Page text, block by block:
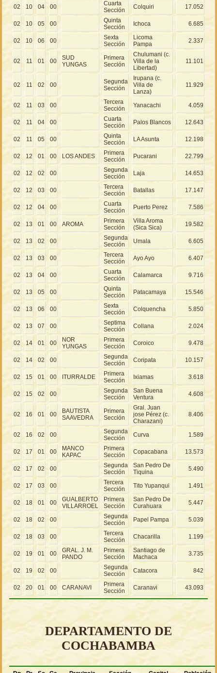
02 10 04 00
Cuarta
Sección
Colquiri 17.052
02 10 05 00
Quinta
Sección
Ichoca 6.685
02 10 06 00
Sexta
Sección
Licoma
Pampa
2.337
02 11 01 00
SUD
YUNGAS
Primera
Sección
Chulumani (c.
Villa de la
Libertad)
11.101
02 11 02 00
Segunda
Sección
Irupana (c.
Villa de
Lanza)
11.929
02 11 03 00
Tercera
Sección
Yanacachi 4.059
02 11 04 00
Cuarta
Sección
Palos Blancos 12.643
02 11 05 00
Quinta
Sección
LA Asunta 12.198
02 12 01 00 LOS ANDES
Primera
Sección
Pucarani 22.799
02 12 02 00
Segunda
Sección
Laja 14.653
02 12 03 00
Tercera
Sección
Batallas 17.147
02 12 04 00
Cuarta
Sección
Puerto Perez 7.586
02 13 01 00 AROMA
Primera
Sección
Villa Aroma
(Sica Sica)
19.582
02 13 02 00
Segunda
Sección
Umala 6.605
02 13 03 00
Tercera
Sección
Ayo Ayo 6.407
02 13 04 00
Cuarta
Sección
Calamarca 9.716
02 13 05 00
Quinta
Sección
Patacamaya 15.546
02 13 06 00
Sexta
Sección
Colquencha 5.850
02 13 07 00
Septima
Sección
Collana 2.024
02 14 01 00
NOR
YUNGAS
Primera
Sección
Coroico 9.478
02 14 02 00
Segunda
Sección
Coripata 10.157
02 15 01 00 ITURRALDE
Primera
Sección
Ixiamas 3.618
02 15 02 00
Segunda
Sección
San Buena
Ventura
4.608
02 16 01 00
BAUTISTA
SAAVEDRA
Primera
Sección
Gral. Juan
jose Pérez (c.
Charazani)
8.406
02 16 02 00
Segunda
Sección
Curva 1.589
02 17 01 00
MANCO
KAPAC
Primera
Sección
Copacabana 13.573
02 17 02 00
Segunda
Sección
San Pedro De
Tiquina
5.490
02 17 03 00
Tercera
Sección
Tito Yupanqui 1.491
02 18 01 00
GUALBERTO
VILLARROEL
Primera
Sección
San Pedro De
Curahuara
5.447
02 18 02 00
Segunda
Sección
Papel Pampa 5.039
02 18 03 00
Tercera
Sección
Chacarilla 1.199
02 19 01 00
GRAL. J. M.
PANDO
Primera
Sección
Santiago de
Machaca
3.735
02 19 02 00
Segunda
Sección
Catacora 842
02 20 01 00 CARANAVI
Primera
Sección
Caranavi 43.093
DEPARTAMENTO DE
COCHABAMBA